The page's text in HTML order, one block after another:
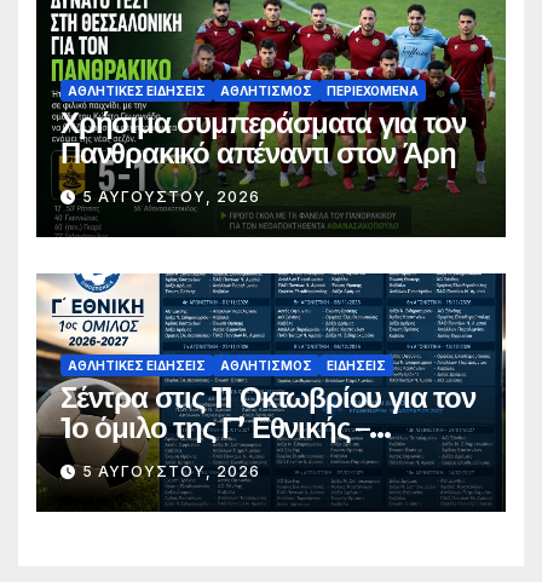
ΑΘΛΗΤΙΚΈΣ ΕΙΔΉΣΕΙΣ ΑΘΛΗΤΙΣΜΌΣ ΠΕΡΙΕΧΌΜΕΝΑ
Χρήσιμα συμπεράσματα για τον
Πανθρακικό απέναντι στον Άρη
5 ΑΥΓΟΎΣΤΟΥ, 2026
ΑΘΛΗΤΙΚΈΣ ΕΙΔΉΣΕΙΣ ΑΘΛΗΤΙΣΜΌΣ ΕΙΔΉΣΕΙΣ
Σέντρα στις 11 Οκτωβρίου για τον
1ο όμιλο της Γ’ Εθνικής –
Ανακοινώθηκε το πλήρες
πρόγραμμα
5 ΑΥΓΟΎΣΤΟΥ, 2026